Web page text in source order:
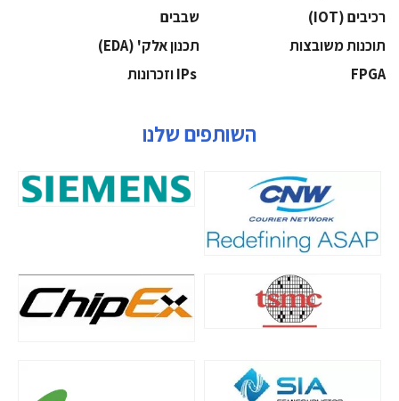
‫רכיבים‬ (IOT)
‫שבבים‬
‫תוכנות משובצות‬
‫תכנון אלק' (‪(EDA‬‬
‫‪FPGA‬‬
השותפים שלנו